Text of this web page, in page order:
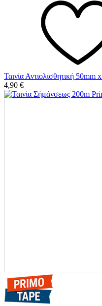
Ταινία Αντιολισθητική
4,90 €